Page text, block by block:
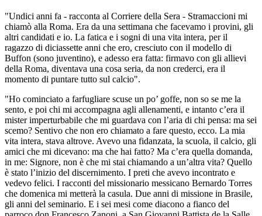
"Undici anni fa - racconta al Corriere della Sera - Stramaccioni mi
chiamò alla Roma. Era da una settimana che facevamo i provini, gli
altri candidati e io. La fatica e i sogni di una vita intera, per il
ragazzo di diciassette anni che ero, cresciuto con il modello di
Buffon (sono juventino), e adesso era fatta: firmavo con gli allievi
della Roma, diventava una cosa seria, da non crederci, era il
momento di puntare tutto sul calcio".
"Ho cominciato a farfugliare scuse un po’ goffe, non so se me la
sento, e poi chi mi accompagna agli allenamenti, e intanto c’era il
mister imperturbabile che mi guardava con l’aria di chi pensa: ma sei
scemo? Sentivo che non ero chiamato a fare questo, ecco. La mia
vita intera, stava altrove. Avevo una fidanzata, la scuola, il calcio, gli
amici che mi dicevano: ma che hai fatto? Ma c’era quella domanda,
in me: Signore, non è che mi stai chiamando a un’altra vita? Quello
è stato l’inizio del discernimento. I preti che avevo incontrato e
vedevo felici. I racconti del missionario messicano Bernardo Torres
che domenica mi metterà la casula. Due anni di missione in Brasile,
gli anni del seminario. E i sei mesi come diacono a fianco del